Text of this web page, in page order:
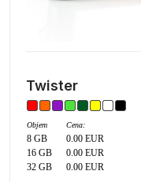
Twister
Objem Cena:
8 GB
0.00 EUR
16 GB
0.00 EUR
32 GB
0.00 EUR